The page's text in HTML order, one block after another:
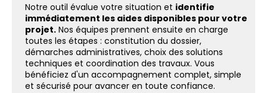
Notre outil évalue votre situation et identifie
immédiatement les aides disponibles pour votre
projet. Nos équipes prennent ensuite en charge
toutes les étapes : constitution du dossier,
démarches administratives, choix des solutions
techniques et coordination des travaux. Vous
bénéficiez d'un accompagnement complet, simple
et sécurisé pour avancer en toute confiance.